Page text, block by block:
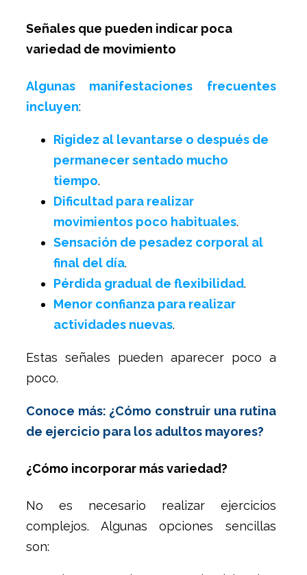
Señales que pueden indicar poca
variedad de movimiento
Algunas manifestaciones frecuentes
incluyen:
Rigidez al levantarse o después de
permanecer sentado mucho
tiempo.
Dificultad para realizar
movimientos poco habituales.
Sensación de pesadez corporal al
final del día.
Pérdida gradual de flexibilidad.
Menor confianza para realizar
actividades nuevas.
Estas señales pueden aparecer poco a
poco.
Conoce más: ¿Cómo construir una rutina
de ejercicio para los adultos mayores?
¿Cómo incorporar más variedad?
No es necesario realizar ejercicios
complejos. Algunas opciones sencillas
son: